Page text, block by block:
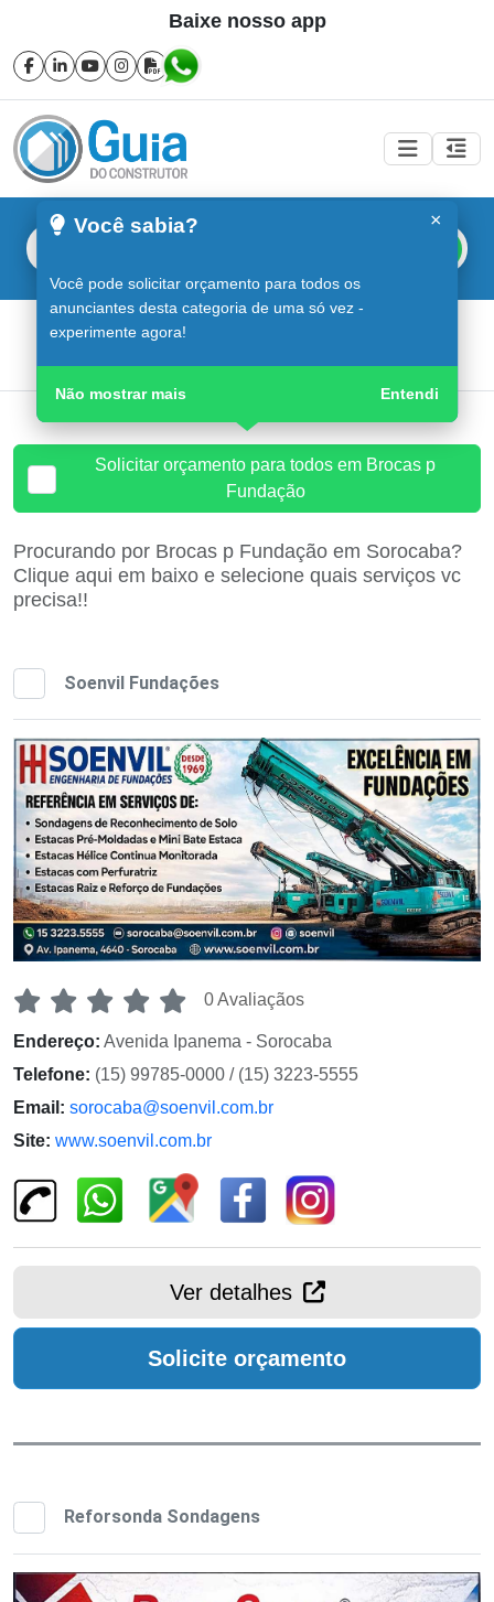
Baixe nosso app
Brocas p Fundação em Sorocaba
Guia do Construtor Guia Digital Brocas p Fundação
Solicitar orçamento para todos em Brocas p
Fundação
×
Você sabia?
Você pode solicitar orçamento para todos os
anunciantes desta categoria de uma só vez -
experimente agora!
Não mostrar mais Entendi
Procurando por Brocas p Fundação em Sorocaba?
Clique aqui em baixo e selecione quais serviços vc
precisa!!
Soenvil Fundações
0 Avaliaçãos
Endereço: Avenida Ipanema - Sorocaba
Telefone: (15) 99785-0000 / (15) 3223-5555
Email: sorocaba@soenvil.com.br
Site: www.soenvil.com.br
Ver detalhes
Solicite orçamento
Reforsonda Sondagens